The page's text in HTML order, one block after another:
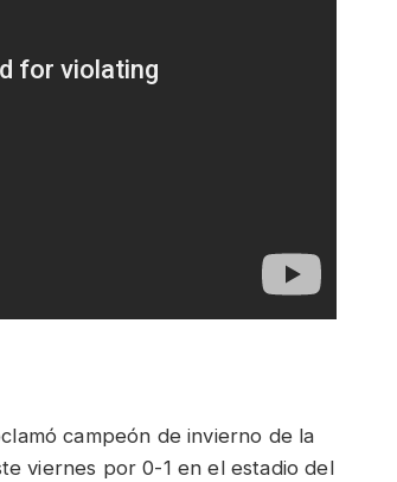
campeón de invierno de la
viernes por 0-1 en el estadio del